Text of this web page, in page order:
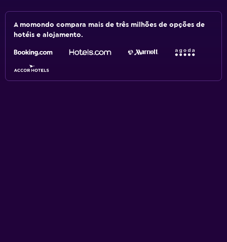
A momondo compara mais de três milhões de opções de
hotéis e alojamento.